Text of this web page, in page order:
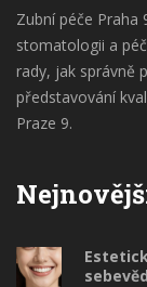
Zubní péče Praha
stomatologii a
rady, jak správně
představování
Praze 9.